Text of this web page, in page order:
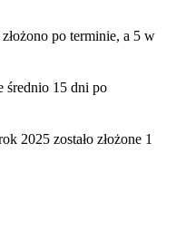
po terminie, a 5 w
średnio 15 dni po
2025 zostało złożone 1